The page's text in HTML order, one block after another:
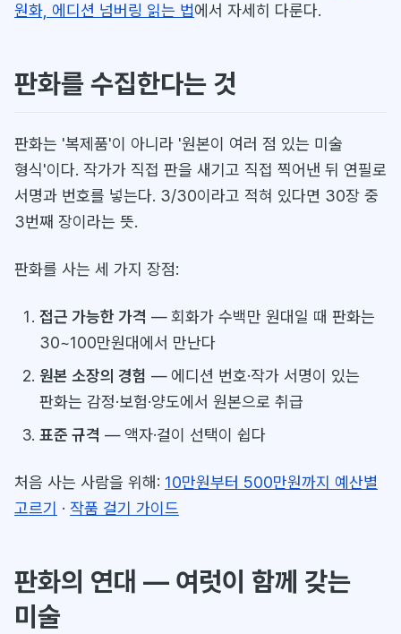
원화, 에디션 넘버링 읽는 법에서 자세히 다룬다.
판화를 수집한다는 것
판화는 '복제품'이 아니라 '원본이 여러 점 있는 미술
형식'이다. 작가가 직접 판을 새기고 직접 찍어낸 뒤 연필로
서명과 번호를 넣는다. 3/30이라고 적혀 있다면 30장 중
3번째 장이라는 뜻.
판화를 사는 세 가지 장점:
접근 가능한 가격 — 회화가 수백만 원대일 때 판화는
30~100만원대에서 만난다
원본 소장의 경험 — 에디션 번호·작가 서명이 있는
판화는 감정·보험·양도에서 원본으로 취급
표준 규격 — 액자·걸이 선택이 쉽다
처음 사는 사람을 위해: 10만원부터 500만원까지 예산별
고르기
· 작품 걸기 가이드
판화의 연대 — 여럿이 함께 갖는
미술